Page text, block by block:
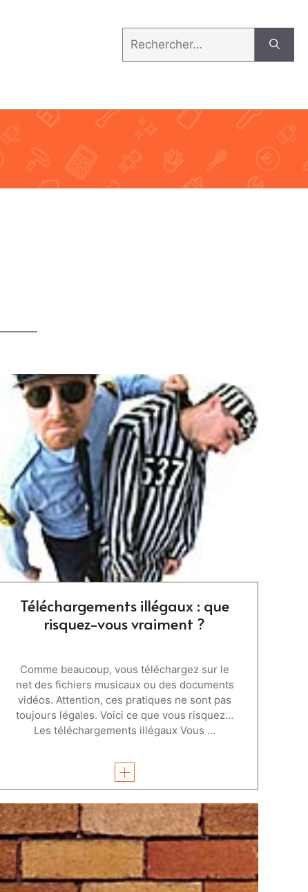
Téléchargements illégaux : que
risquez-vous vraiment ?
Comme beaucoup, vous téléchargez sur le
net des fichiers musicaux ou des documents
vidéos. Attention, ces pratiques ne sont pas
toujours légales. Voici ce que vous risquez…
Les téléchargements illégaux Vous ...